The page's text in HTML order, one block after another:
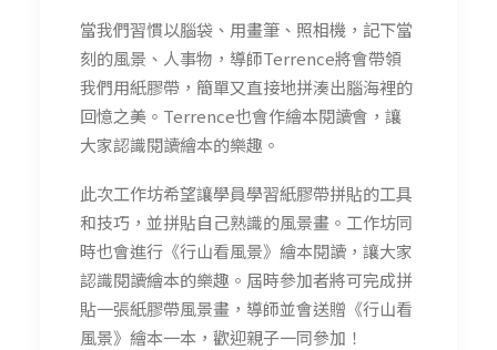
當我們習慣以腦袋、用畫筆、照相機，記下當
刻的風景、人事物，導師Terrence將會帶領
我們用紙膠帶，簡單又直接地拼湊出腦海裡的
回憶之美。Terrence也會作繪本閱讀會，讓
大家認識閱讀繪本的樂趣。
此次工作坊希望讓學員學習紙膠帶拼貼的工具
和技巧，並拼貼自己熟識的風景畫。工作坊同
時也會進行《行山看風景》繪本閱讀，讓大家
認識閱讀繪本的樂趣。 屆時參加者將可完成拼
貼一張紙膠帶風景畫，導師並會送贈《行山看
風景》繪本一本，歡迎親子一同參加！